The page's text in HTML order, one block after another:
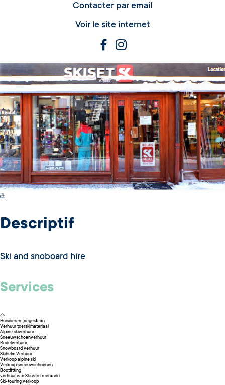
Contacter par email
Voir le site internet
Switch Carte/Photos
Descriptif
Ski and snoboard hire
Services
Huisdieren toegestaan
Verhuur toerskimateriaal
Alpine skiverhuur
Sneeuwschoenverhuur
Rodelverhuur
Snowboard verhuur
Skihelm Verhuur
Verkoop alpine ski
Verkoop sneeuwschoenen
Bootfitting
verhuur van Ski van freerando
Ski-touring verkoop